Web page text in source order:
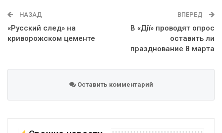
НАЗАД
«Русский след» на
криворожском цементе
ВПЕРЕД
В «Дії» проводят опрос
оставить ли
празднование 8 марта
Оставить комментарий